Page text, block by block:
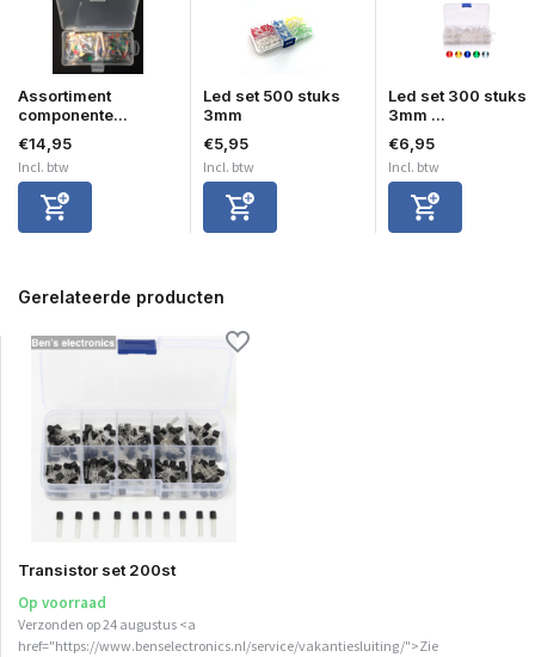
Assortiment
componente...
€14,95
Incl. btw
Led set 500 stuks
3mm
€5,95
Incl. btw
Led set 300 stuks
3mm ...
€6,95
Incl. btw
Gerelateerde producten
Transistor set 200st
Op voorraad
Verzonden op 24 augustus <a
href="https://www.benselectronics.nl/service/vakantiesluiting/">Zie